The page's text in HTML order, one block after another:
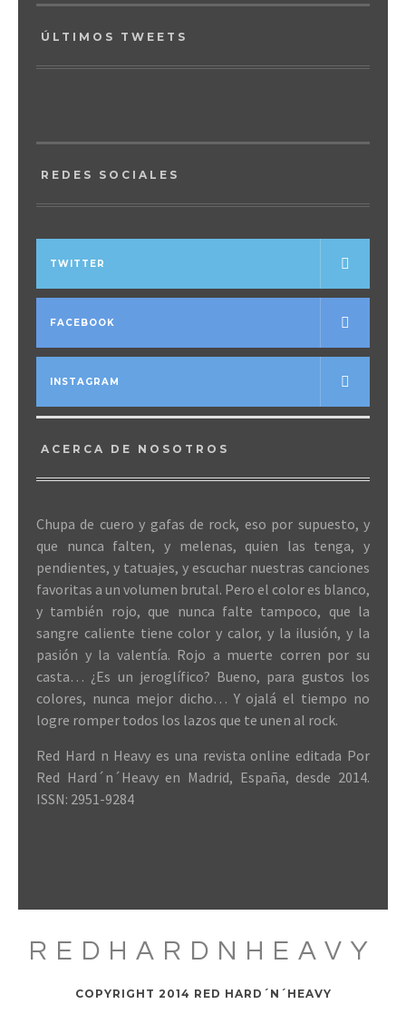
ÚLTIMOS TWEETS
REDES SOCIALES
TWITTER
FACEBOOK
INSTAGRAM
ACERCA DE NOSOTROS
Chupa de cuero y gafas de rock, eso por supuesto, y
que nunca falten, y melenas, quien las tenga, y
pendientes, y tatuajes, y escuchar nuestras canciones
favoritas a un volumen brutal. Pero el color es blanco,
y también rojo, que nunca falte tampoco, que la
sangre caliente tiene color y calor, y la ilusión, y la
pasión y la valentía. Rojo a muerte corren por su
casta… ¿Es un jeroglífico? Bueno, para gustos los
colores, nunca mejor dicho… Y ojalá el tiempo no
logre romper todos los lazos que te unen al rock.
Red Hard n Heavy es una revista online editada Por
Red Hard´n´Heavy en Madrid, España, desde 2014.
ISSN: 2951-9284
REDHARDNHEAVY
COPYRIGHT 2014 RED HARD´N´HEAVY